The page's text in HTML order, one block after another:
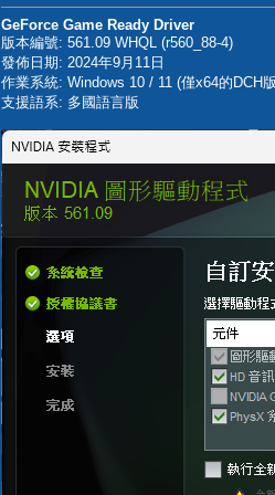
GeForce Game Ready Driver
版本編號: 561.09 WHQL (r560_88-4)
發佈日期: 2024年9月11日
作業系統: Windows 10 / 11 (僅x64的DCH
支援語系: 多國語言版